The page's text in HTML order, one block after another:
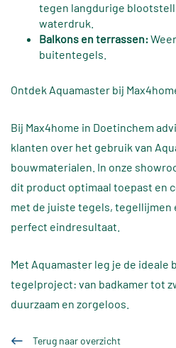
tegen langdurige
waterdruk.
Balkons en terrassen:
buitentegels.
Ontdek Aquamaster bij
Bij Max4home in Doetinchem
klanten over het gebruik van
bouwmaterialen. In onze
dit product optimaal toepast en
met de juiste tegels, tegellijmen
perfect eindresultaat.
Met Aquamaster leg je de ideale
tegelproject: van badkamer tot
duurzaam en zorgeloos.
Terug naar overzicht